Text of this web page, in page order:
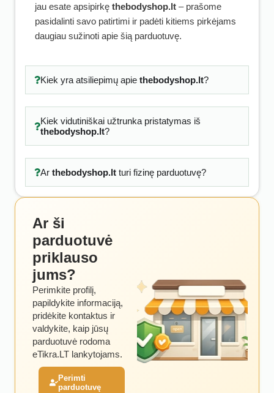
jau esate apsipirkę thebodyshop.lt – prašome
pasidalinti savo patirtimi ir padėti kitiems pirkėjams
daugiau sužinoti apie šią parduotuvę.
Kiek yra atsiliepimų apie thebodyshop.lt?
Kiek vidutiniškai užtrunka pristatymas iš
thebodyshop.lt?
Ar thebodyshop.ltturi fizinę parduotuvę?
Ar ši
parduotuvė
priklauso
jums?
Perimkite profilį,
papildykite informaciją,
pridėkite kontaktus ir
valdykite, kaip jūsų
parduotuvė rodoma
eTikra.LT lankytojams.
Perimti
parduotuvę